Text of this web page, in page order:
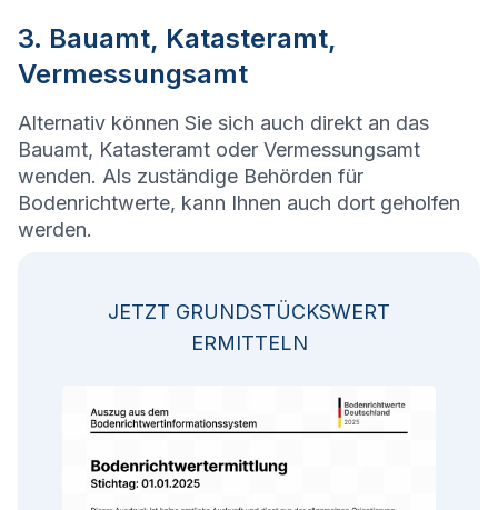
3. Bauamt, Katasteramt,
Vermessungsamt
Alternativ können Sie sich auch direkt an das
Bauamt, Katasteramt oder Vermessungsamt
wenden. Als zuständige Behörden für
Bodenrichtwerte, kann Ihnen auch dort geholfen
werden.
JETZT GRUNDSTÜCKSWERT
ERMITTELN